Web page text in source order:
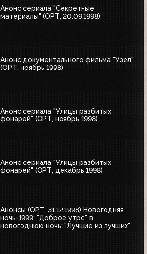
Анонс сериала "Секретные
материалы" (ОРТ, 20.09.1998)
Анонс документального фильма "Узел"
(ОРТ, ноябрь 1998)
Анонс сериала "Улицы разбитых
фонарей" (ОРТ, ноябрь 1998)
Анонс сериала "Улицы разбитых
фонарей" (ОРТ, декабрь 1998)
Анонсы (ОРТ, 31.12.1998) Новогодняя
ночь-1999; "Доброе утро" в
новогоднюю ночь; "Лучшие из лучших"